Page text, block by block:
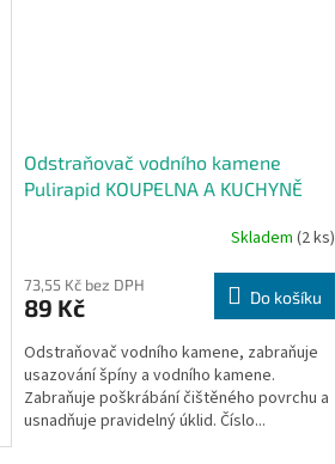
Odstraňovač vodního kamene
Pulirapid KOUPELNA A KUCHYNĚ
Skladem (2 ks)
73,55 Kč bez DPH
89 Kč Do košíku
Odstraňovač vodního kamene, zabraňuje
usazování špíny a vodního kamene.
Zabraňuje poškrábání čištěného povrchu a
usnadňuje pravidelný úklid. Číslo...